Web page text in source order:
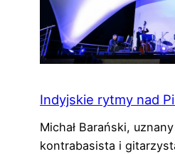
Indyjskie rytmy nad
Michał Barański,
kontrabasista i